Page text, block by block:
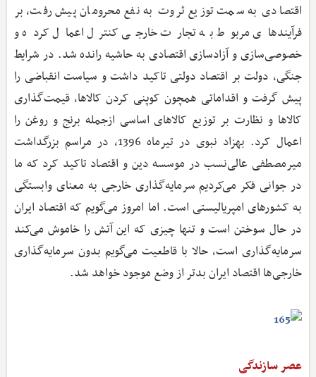
اقتصادی به سمت توزیع ثروت به نفع محرومان پیش رفت، بر
فرآیندهای مربوط به تجارت خارجی کنترل اعمال کرده و
خصوصی‌سازی و آزادسازی اقتصادی به حاشیه رانده شد. در شرایط
جنگی، دولت بر اقتصاد دولتی تاکید داشت و سیاست انقباضی را
پیش گرفت و اقداماتی همچون کوپنی کردن کالاها، قیمت‌گذاری
کالاها و نظارت بر توزیع کالاهای اساسی ازجمله برنج و روغن را
اعمال کرد. بهزاد نبوی در تیرماه 1396، در مراسم بزرگداشت
میرمصطفی عالی‌نسب در موسسه دین و اقتصاد تاکید کرد که ما
در جوانی فکر می‌کردیم سرمایه‌گذاری خارجی به معنای وابستگی
به کشورهای امپریالیستی است. اما امروز می‌گویم که اقتصاد ایران
در حال سوختن است و تنها چیزی که این آتش را خاموش می‌کند
سرمایه‌گذاری است، حالا با قاطعیت می‌گویم بدون سرمایه‌گذاری
خارجی‌ها اقتصاد ایران بدتر از وضع موجود خواهد شد.
عصر سازندگی